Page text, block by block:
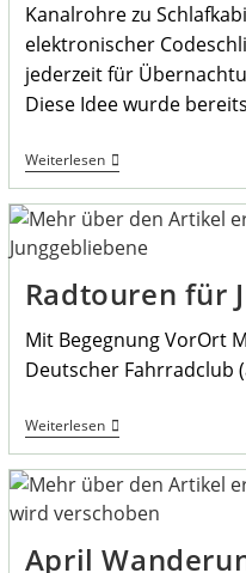
Kanalrohre zu
elektronischer
jederzeit für
Diese Idee wurde
WeiterlesenHeimatstammtisch
Am
04.05.22
Wieder
Im
Heimathaus
Radtouren für
Mit Begegnung VorOrt
Deutscher Fahrradclub
WeiterlesenRadtouren
Für
Junggebliebene
April